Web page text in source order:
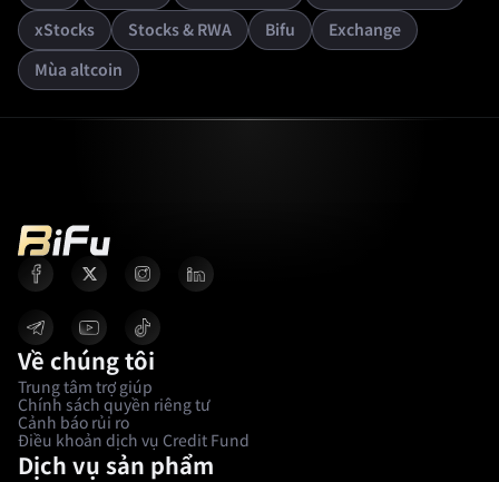
xStocks Stocks & RWA Bifu Exchange
Mùa altcoin
Về chúng tôi
Trung tâm trợ giúp
Chính sách quyền riêng tư
Cảnh báo rủi ro
Điều khoản dịch vụ Credit Fund
Dịch vụ sản phẩm